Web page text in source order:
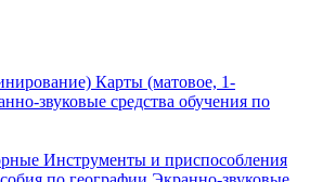
Карты (матовое, 1-
звуковые средства обучения по
Инструменты и приспособления